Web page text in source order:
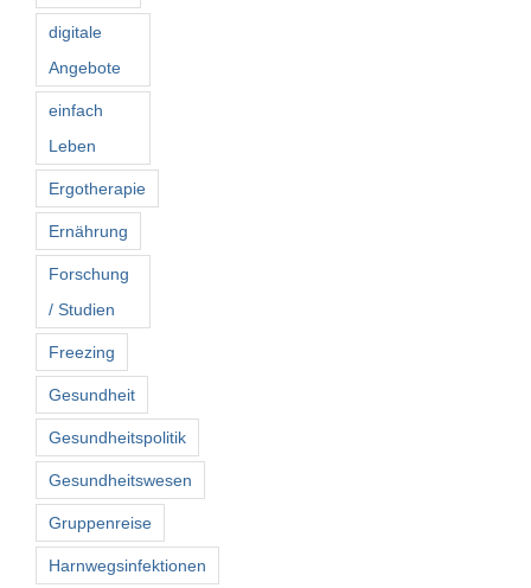
digitale
Angebote
einfach
Leben
Ergotherapie
Ernährung
Forschung
/ Studien
Freezing
Gesundheit
Gesundheitspolitik
Gesundheitswesen
Gruppenreise
Harnwegsinfektionen